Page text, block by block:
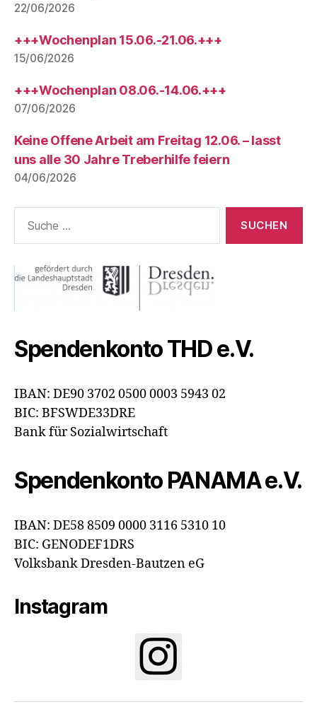
22/06/2026
+++Wochenplan 15.06.-21.06.+++
15/06/2026
+++Wochenplan 08.06.-14.06.+++
07/06/2026
Keine Offene Arbeit am Freitag 12.06. – lasst
uns alle 30 Jahre Treberhilfe feiern
04/06/2026
nach:
Spendenkonto THD e.V.
IBAN: DE90 3702 0500 0003 5943 02
BIC: BFSWDE33DRE
Bank für Sozialwirtschaft
Spendenkonto PANAMA e.V.
IBAN: DE58 8509 0000 3116 5310 10
BIC: GENODEF1DRS
Volksbank Dresden-Bautzen eG
Instagram